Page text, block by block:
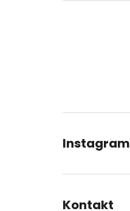
Instagram
Kontakt